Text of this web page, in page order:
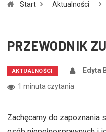
brightness_high
format_underlined
Podkreślanie odnośników
cached
Start Aktualności
PRZEWODNIK
AKTUALNOŚCI Edyta
1 minuta czytania
Zachęcamy do zapoznania